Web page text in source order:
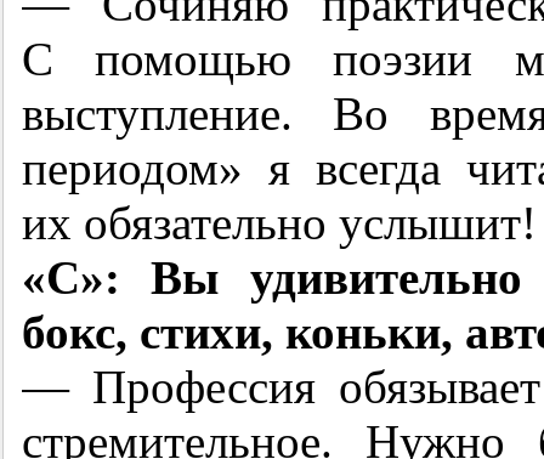
С помощью поэзии
выступление. Во
периодом» я всегда
их обязательно услышит!
«С»: Вы
бокс, стихи, коньки,
— Профессия
стремительное.